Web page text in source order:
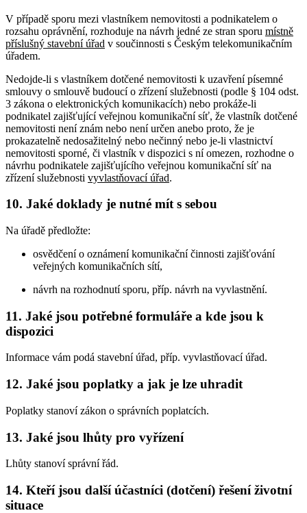
V případě sporu mezi vlastníkem nemovitosti a podnikatelem o
rozsahu oprávnění, rozhoduje na návrh jedné ze stran sporu místně
příslušný stavební úřad v součinnosti s Českým telekomunikačním
úřadem.
Nedojde-li s vlastníkem dotčené nemovitosti k uzavření písemné
smlouvy o smlouvě budoucí o zřízení služebnosti (podle § 104 odst.
3 zákona o elektronických komunikacích) nebo prokáže-li
podnikatel zajišťující veřejnou komunikační síť, že vlastník dotčené
nemovitosti není znám nebo není určen anebo proto, že je
prokazatelně nedosažitelný nebo nečinný nebo je-li vlastnictví
nemovitosti sporné, či vlastník v dispozici s ní omezen, rozhodne o
návrhu podnikatele zajišťujícího veřejnou komunikační síť na
zřízení služebnosti vyvlastňovací úřad.
10. Jaké doklady je nutné mít s sebou
Na úřadě předložte:
osvědčení o oznámení komunikační činnosti zajišťování
veřejných komunikačních sítí,
návrh na rozhodnutí sporu, příp. návrh na vyvlastnění.
11. Jaké jsou potřebné formuláře a kde jsou k
dispozici
Informace vám podá stavební úřad, příp. vyvlastňovací úřad.
12. Jaké jsou poplatky a jak je lze uhradit
Poplatky stanoví zákon o správních poplatcích.
13. Jaké jsou lhůty pro vyřízení
Lhůty stanoví správní řád.
14. Kteří jsou další účastníci (dotčení) řešení životní
situace